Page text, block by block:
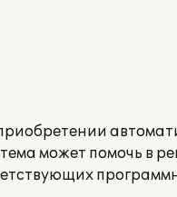
может помочь в